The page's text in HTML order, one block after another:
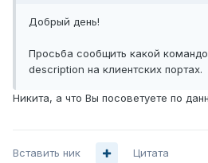
Добрый день!
Просьба сообщить какой
description на клиентских портах.
Никита, а что Вы посоветуете по
Вставить ник Цитата